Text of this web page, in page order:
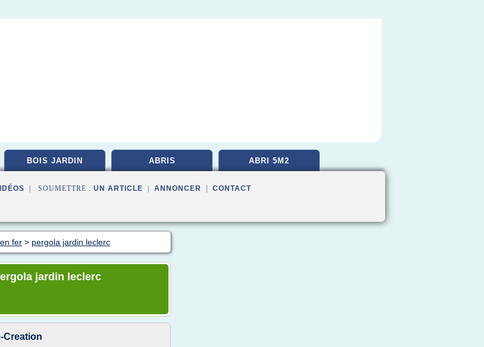
BOIS JARDIN ABRIS ABRI 5M2
| SOUMETTRE : UN ARTICLE ANNONCER CONTACT
fer > pergola jardin leclerc
jardin leclerc
Creation